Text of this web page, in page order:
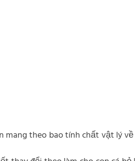
mang theo bao tính chất vật lý